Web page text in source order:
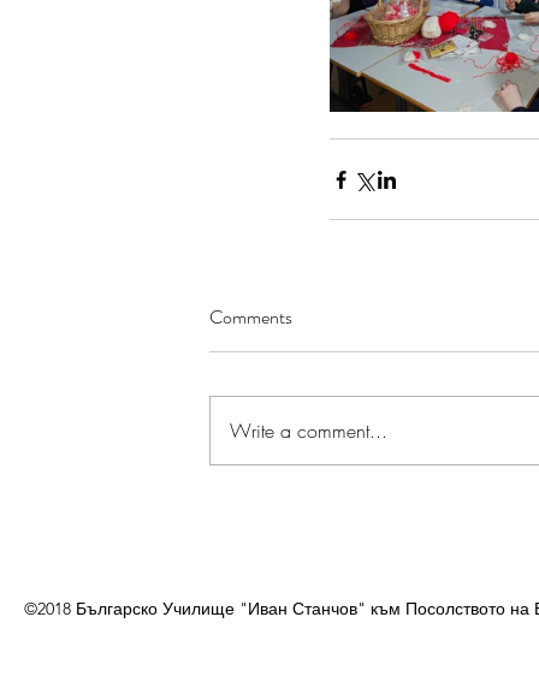
Comments
Write a comment...
©2018 Българско Училище "Иван Станчов" към Посолството на